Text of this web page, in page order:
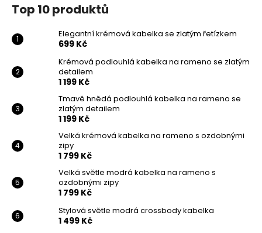
Top 10 produktů
Elegantní krémová kabelka se zlatým řetízkem
699 Kč
Krémová podlouhlá kabelka na rameno se zlatým
detailem
1 199 Kč
Tmavě hnědá podlouhlá kabelka na rameno se
zlatým detailem
1 199 Kč
Velká krémová kabelka na rameno s ozdobnými
zipy
1 799 Kč
Velká světle modrá kabelka na rameno s
ozdobnými zipy
1 799 Kč
Stylová světle modrá crossbody kabelka
1 499 Kč